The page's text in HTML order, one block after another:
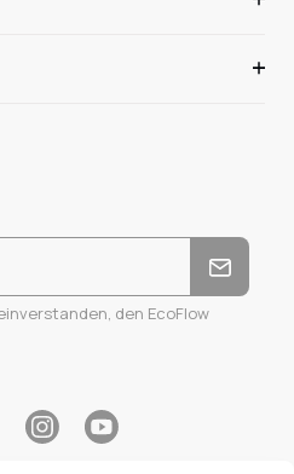
den EcoFlow